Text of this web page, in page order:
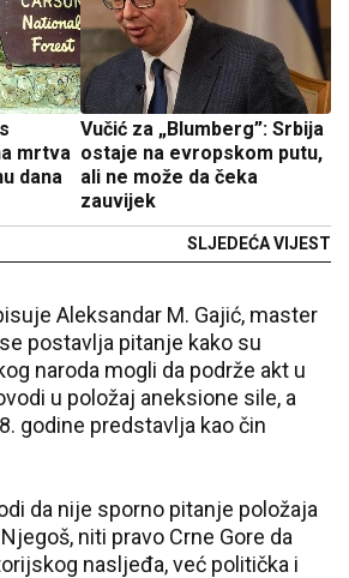
mrtva
dana
Vučić za „Blumberg”: Srbija
ostaje na evropskom putu,
ali ne može da čeka
zauvijek
SLJEDEĆA VIJEST
Aleksandar M. Gajić, master
postavlja pitanje kako su
naroda mogli da podrže akt u
u položaj aneksione sile, a
godine predstavlja kao čin
da nije sporno pitanje položaja
niti pravo Crne Gore da
nasljeđa, već politička i